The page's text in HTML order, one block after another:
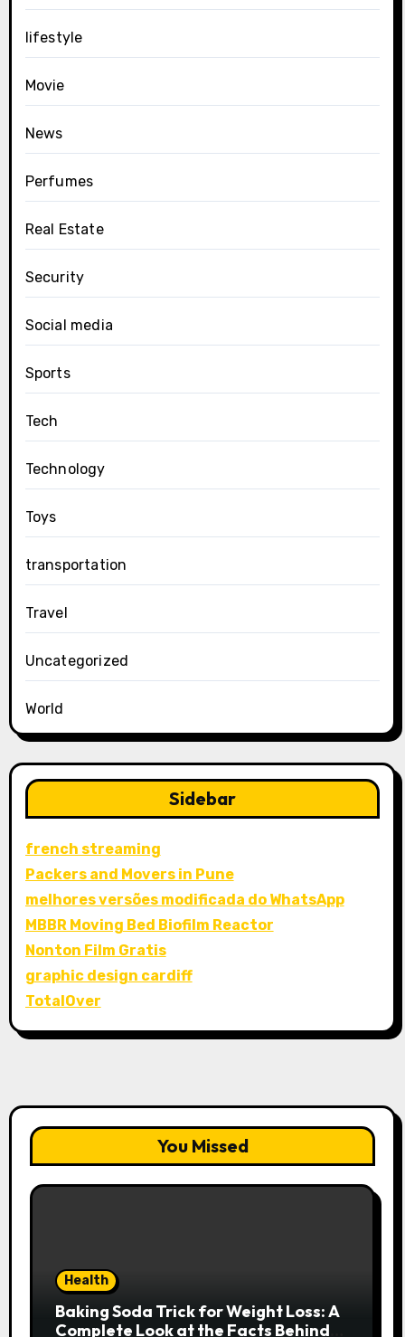
lifestyle
Movie
News
Perfumes
Real Estate
Security
Social media
Sports
Tech
Technology
Toys
transportation
Travel
Uncategorized
World
Sidebar
french streaming
Packers and Movers in Pune
melhores versões modificada do WhatsApp
MBBR Moving Bed Biofilm Reactor
Nonton Film Gratis
graphic design cardiff
TotalOver
You Missed
Health
Baking Soda Trick for Weight Loss: A
Complete Look at the Facts Behind